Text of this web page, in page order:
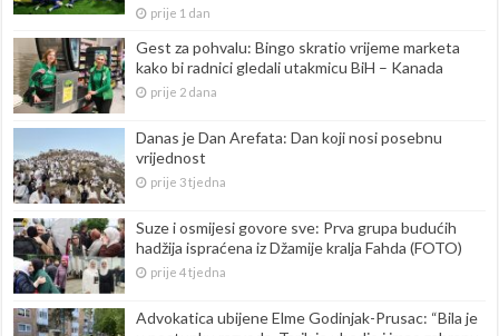
prije 1 dan
Gest za pohvalu: Bingo skratio vrijeme marketa
kako bi radnici gledali utakmicu BiH – Kanada
prije 2 dana
Danas je Dan Arefata: Dan koji nosi posebnu
vrijednost
prije 3 tjedna
Suze i osmijesi govore sve: Prva grupa budućih
hadžija ispraćena iz Džamije kralja Fahda (FOTO)
prije 4 tjedna
Advokatica ubijene Elme Godinjak-Prusac: “Bila je